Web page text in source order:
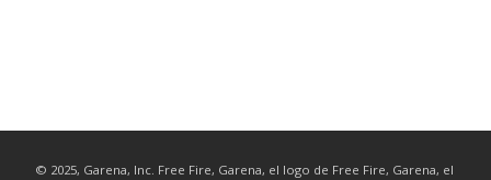
© 2025, Garena, Inc. Free Fire, Garena, el logo de Free Fire, Garena, el